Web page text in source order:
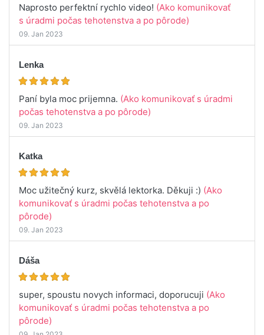
Naprosto perfektní rychlo video! (Ako komunikovať
s úradmi počas tehotenstva a po pôrode)
09. Jan 2023
Lenka
Paní byla moc prijemna. (Ako komunikovať s úradmi
počas tehotenstva a po pôrode)
09. Jan 2023
Katka
Moc užitečný kurz, skvělá lektorka. Děkuji :) (Ako
komunikovať s úradmi počas tehotenstva a po
pôrode)
09. Jan 2023
Dáša
super, spoustu novych informaci, doporucuji (Ako
komunikovať s úradmi počas tehotenstva a po
pôrode)